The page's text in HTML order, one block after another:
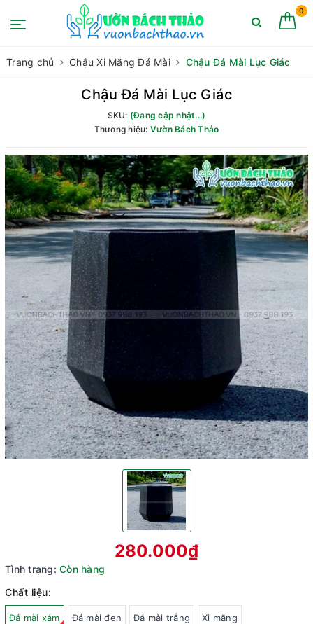
0
Trang chủ Chậu Xi Măng Đá Mài Chậu Đá Mài Lục Giác
Chậu Đá Mài Lục Giác
SKU: (Đang cập nhật...)
Thương hiệu: Vườn Bách Thảo
280.000₫
Tình trạng: Còn hàng
Chất liệu:
Đá mài xám Đá mài đen Đá mài trắng Xi măng